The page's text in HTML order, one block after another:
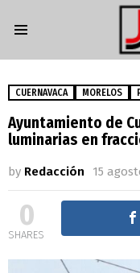
CUERNAVACA MORELOS
Ayuntamiento de
luminarias en
by Redacción 15
0
SHARES